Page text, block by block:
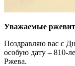
Уважаемые
Поздравляю вас с
особую дату – 810-
Ржева.